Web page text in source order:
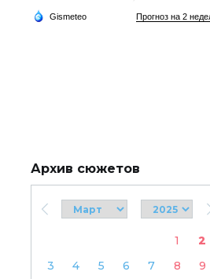
Архив сюжетов
1
2
3
4 5 6 7 8
9